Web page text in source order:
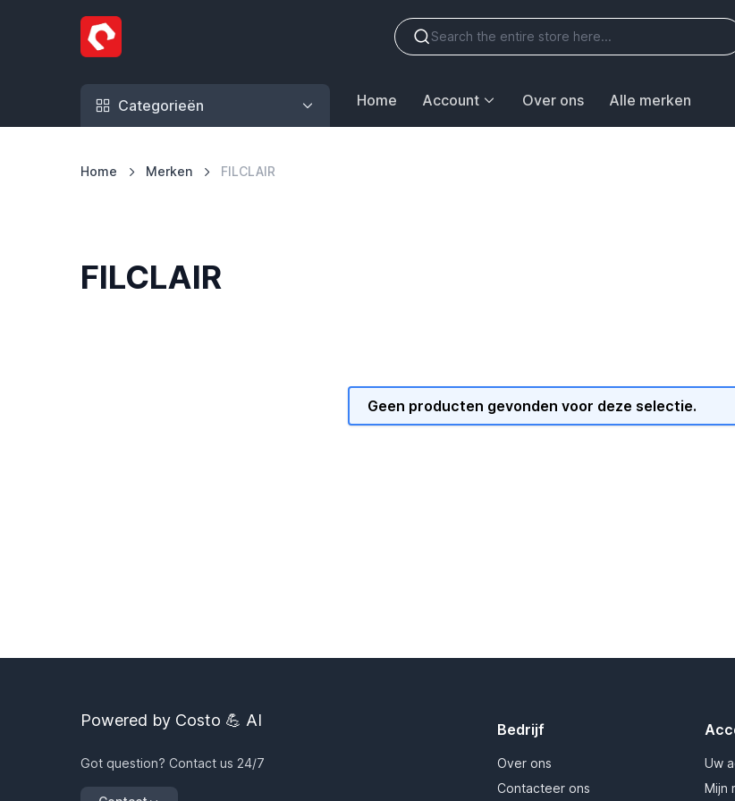
Categorieën Home Account Over ons Alle merken
Home Merken FILCLAIR
FILCLAIR
Geen producten gevonden voor deze selectie.
Powered by Costo 💪 AI
Got question? Contact us 24/7
Bedrijf
Over ons
Contacteer ons
Uw
Mijn